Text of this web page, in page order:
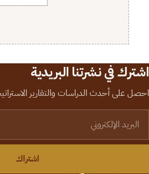
اشترك في نشرتنا البريدية
احصل على أحدث الدراسات والتقارير
اشتراك